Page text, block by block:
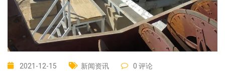
2021-12-15 新闻资讯 0 评论